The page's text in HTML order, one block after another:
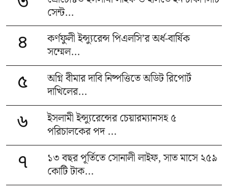
সেন্ট...
৪
কর্ণফুলী ইন্স্যুরেন্স পিএলসি’র অর্ধ-বার্ষিক
সম্মেল...
৫
অগ্নি বীমার দাবি নিষ্পত্তিতে অডিট রিপোর্ট
দাখিলের...
৬
ইসলামী ইন্স্যুরেন্সের চেয়ারম্যানসহ ৫
পরিচালকের পদ ...
৭
১৩ বছর পূর্তিতে সোনালী লাইফ, সাত মাসে ২৫৯
কোটি টাক...